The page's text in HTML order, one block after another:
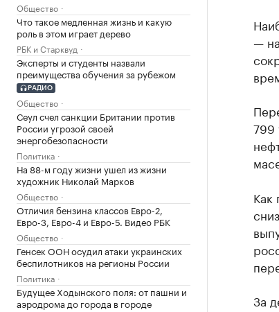
Общество
Что такое медленная жизнь и какую
роль в этом играет дерево
РБК и Старквуд
Эксперты и студенты назвали
преимущества обучения за рубежом
РАДИО
Общество
Сеул счел санкции Британии против
России угрозой своей
энергобезопасности
Политика
На 88-м году жизни ушел из жизни
художник Николай Марков
Общество
Отличия бензина классов Евро-2,
Евро-3, Евро-4 и Евро-5. Видео РБК
Общество
Генсек ООН осудил атаки украинских
беспилотников на регионы России
Политика
Будущее Ходынского поля: от пашни и
аэродрома до города в городе
—
799
Как
За